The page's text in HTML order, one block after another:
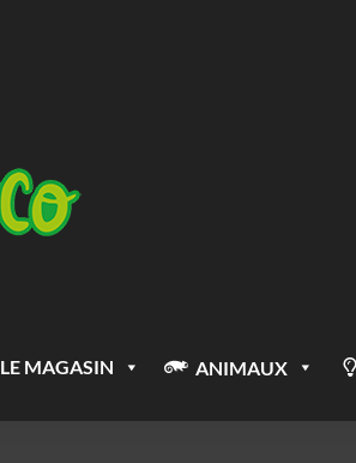
LE MAGASIN ANIMAUX